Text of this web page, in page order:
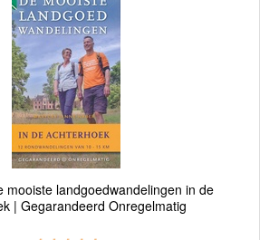
mooiste landgoedwandelingen in de
| Gegarandeerd Onregelmatig